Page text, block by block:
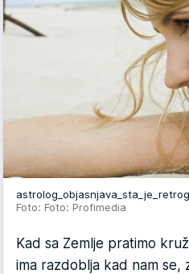
Foto: Foto: Profimedia
Kad sa Zemlje pratimo
ima razdoblja kad nam se,